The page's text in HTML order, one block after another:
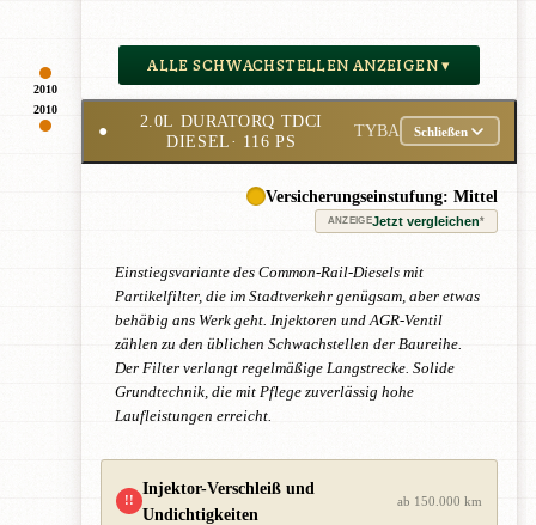
2010
ALLE SCHWACHSTELLEN ANZEIGEN ▾
2010
●
2.0L DURATORQ TDCI
DIESEL· 116 PS
TYBA Schließen
Versicherungseinstufung: Mittel
ANZEIGEJetzt vergleichen*
Einstiegsvariante des Common-Rail-Diesels mit
Partikelfilter, die im Stadtverkehr genügsam, aber etwas
behäbig ans Werk geht. Injektoren und AGR-Ventil
zählen zu den üblichen Schwachstellen der Baureihe.
Der Filter verlangt regelmäßige Langstrecke. Solide
Grundtechnik, die mit Pflege zuverlässig hohe
Laufleistungen erreicht.
!!
Injektor-Verschleiß und
Undichtigkeiten
ab 150.000 km